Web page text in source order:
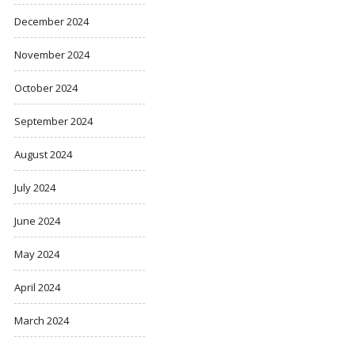
December 2024
November 2024
October 2024
September 2024
August 2024
July 2024
June 2024
May 2024
April 2024
March 2024